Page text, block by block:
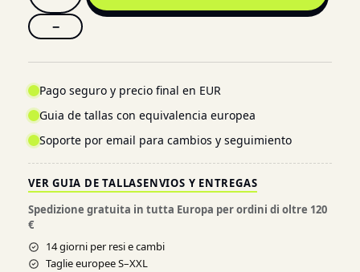
−
Pago seguro y precio final en EUR
Guia de tallas con equivalencia europea
Soporte por email para cambios y seguimiento
VER GUIA DE TALLASENVIOS Y ENTREGAS
Spedizione gratuita in tutta Europa per ordini di oltre 120
€
14 giorni per resi e cambi
Taglie europee S–XXL